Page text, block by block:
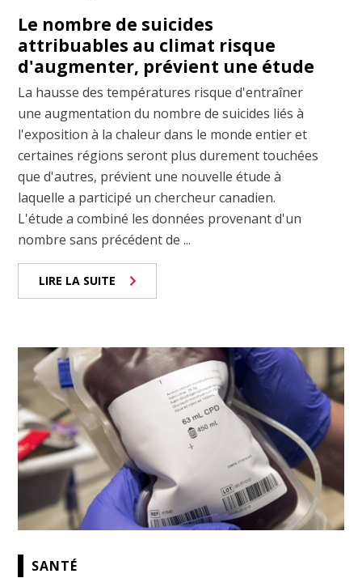
Le nombre de suicides
attribuables au climat risque
d'augmenter, prévient une étude
La hausse des températures risque d'entraîner
une augmentation du nombre de suicides liés à
l'exposition à la chaleur dans le monde entier et
certaines régions seront plus durement touchées
que d'autres, prévient une nouvelle étude à
laquelle a participé un chercheur canadien.
L'étude a combiné les données provenant d'un
nombre sans précédent de ...
LIRE LA SUITE
SANTÉ